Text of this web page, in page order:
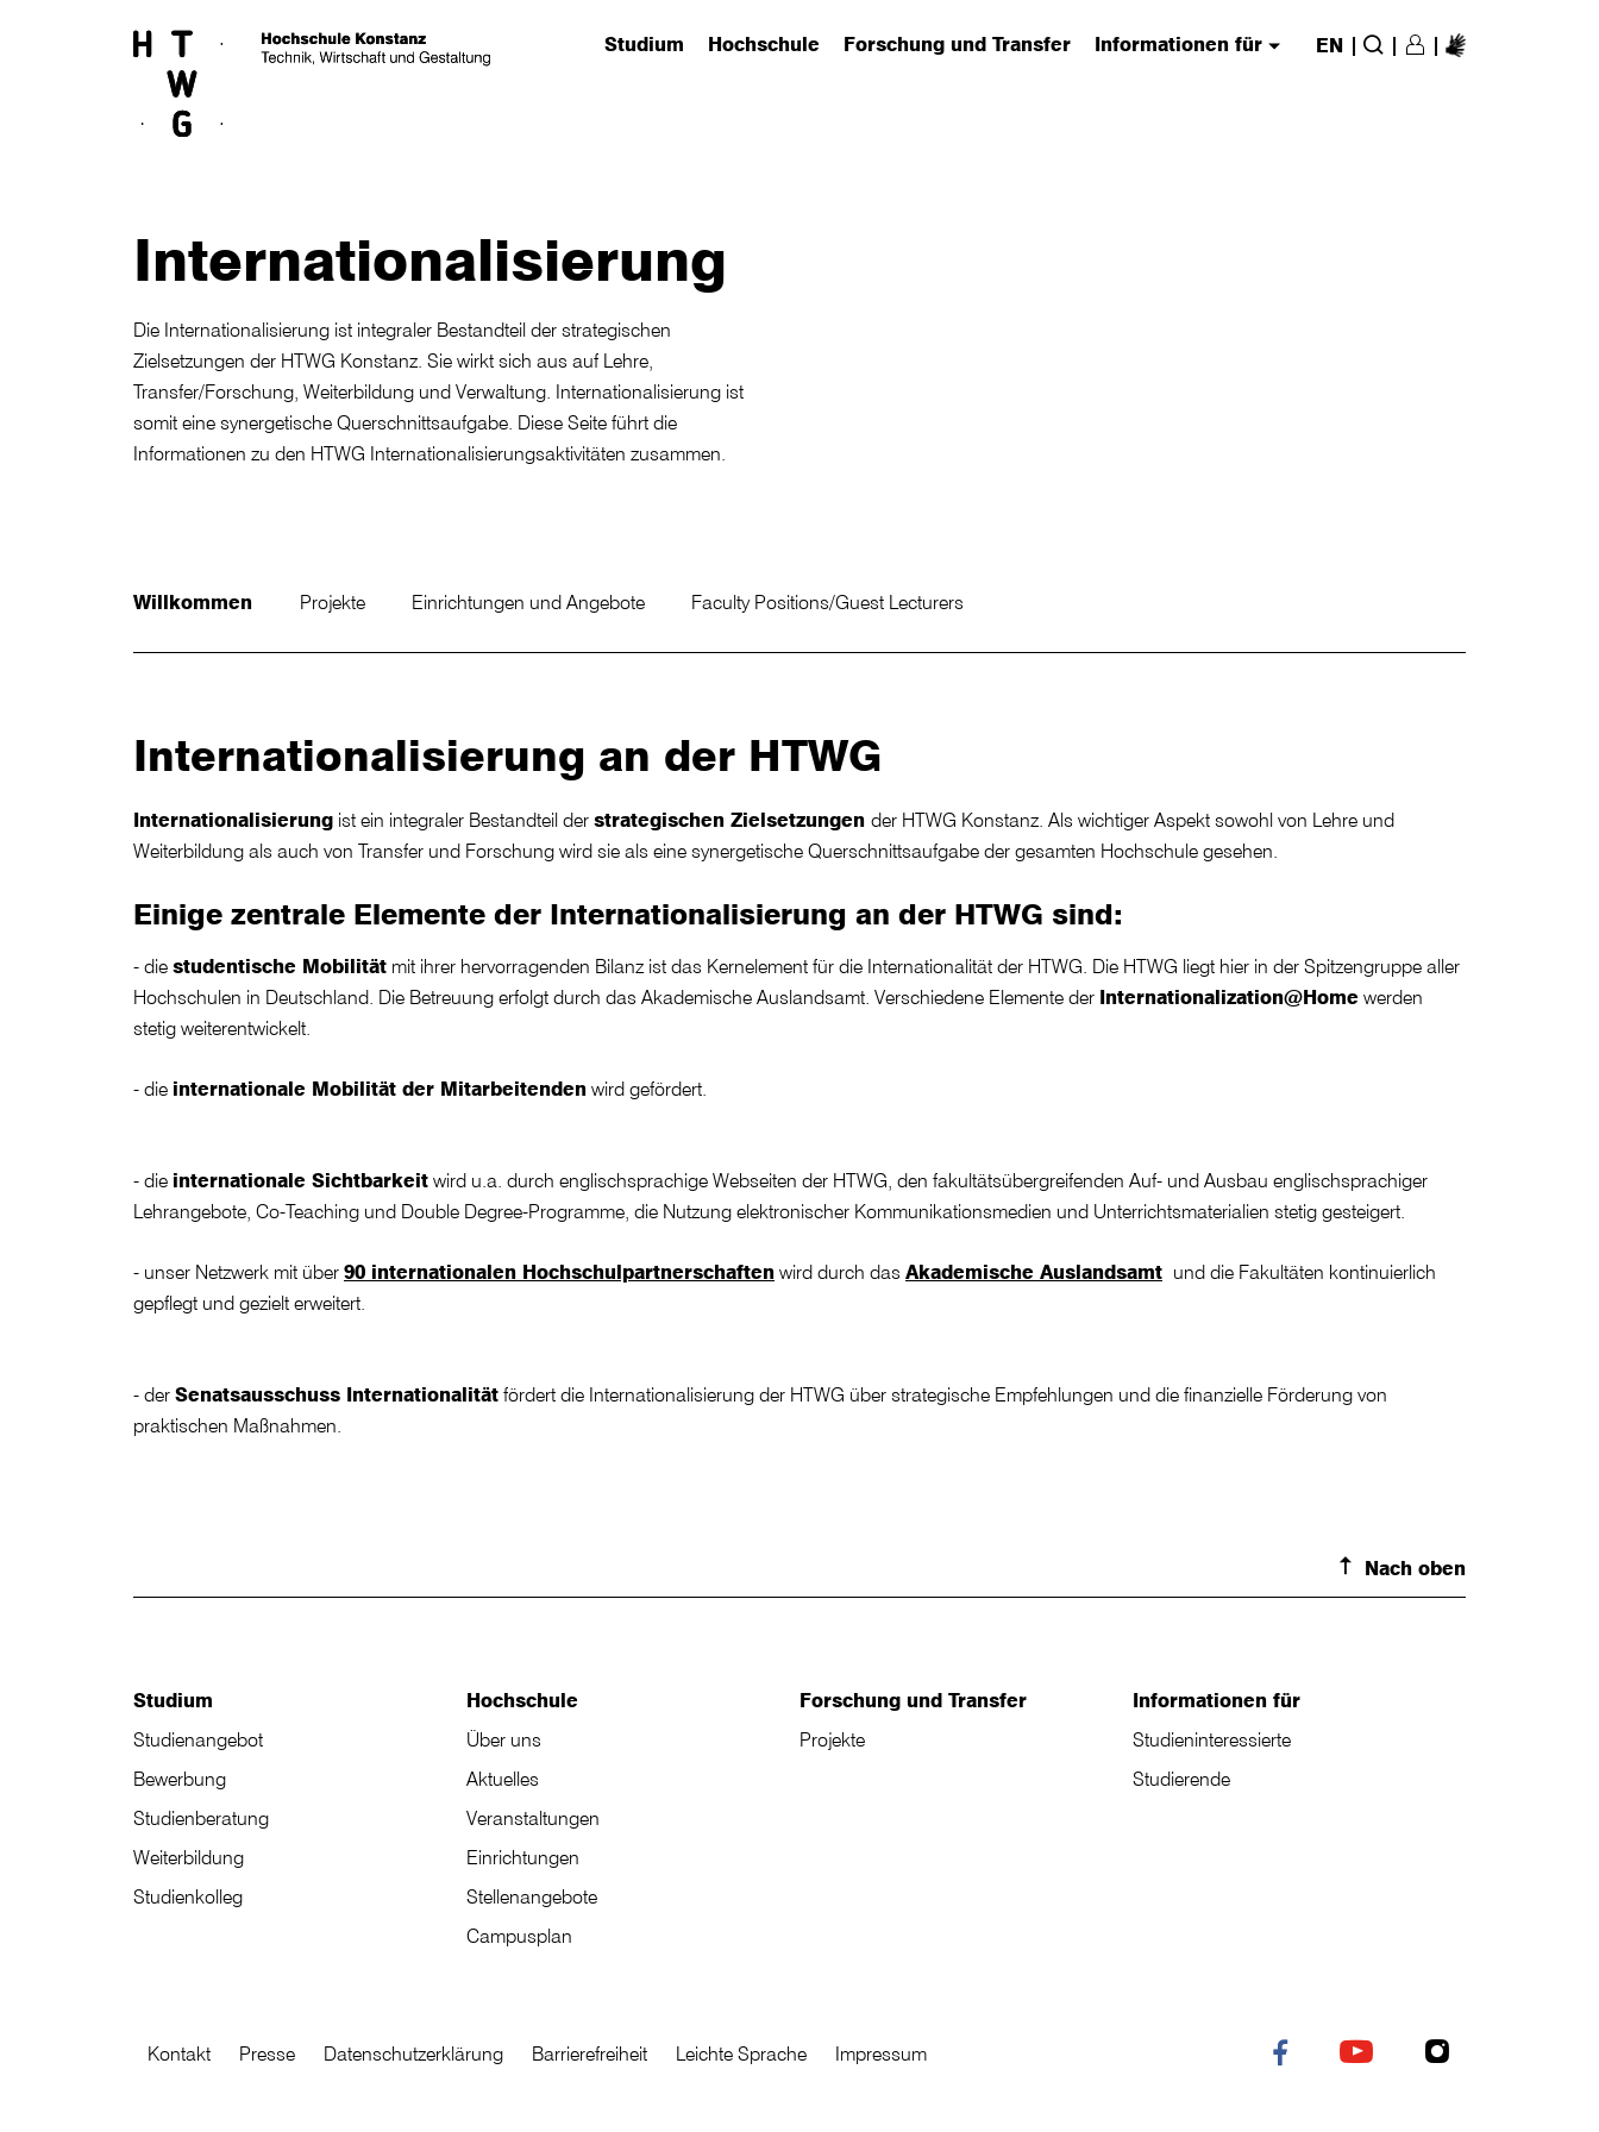
Studium
(has submenu)Hochschule
(has submenu)Forschung und Transfer
(has submenu) Informationen für
(has submenu) EN | Suche
| Login/Register
|
Internationalisierung
Die Internationalisierung ist integraler Bestandteil der strategischen
Zielsetzungen der HTWG Konstanz. Sie wirkt sich aus auf Lehre,
Transfer/Forschung, Weiterbildung und Verwaltung. Internationalisierung ist
somit eine synergetische Querschnittsaufgabe. Diese Seite führt die
Informationen zu den HTWG Internationalisierungsaktivitäten zusammen.
Willkommen Projekte Einrichtungen und Angebote Faculty Positions/Guest Lecturers
Internationalisierung an der HTWG
Internationalisierung ist ein integraler Bestandteil der strategischen Zielsetzungen der HTWG Konstanz. Als wichtiger Aspekt sowohl von Lehre und
Weiterbildung als auch von Transfer und Forschung wird sie als eine synergetische Querschnittsaufgabe der gesamten Hochschule gesehen.
Einige zentrale Elemente der Internationalisierung an der HTWG sind:
- die studentische Mobilität mit ihrer hervorragenden Bilanz ist das Kernelement für die Internationalität der HTWG. Die HTWG liegt hier in der Spitzengruppe aller
Hochschulen in Deutschland. Die Betreuung erfolgt durch das Akademische Auslandsamt. Verschiedene Elemente der Internationalization@Home werden
stetig weiterentwickelt.
- die internationale Mobilität der Mitarbeitenden wird gefördert.
- die internationale Sichtbarkeit wird u.a. durch englischsprachige Webseiten der HTWG, den fakultätsübergreifenden Auf- und Ausbau englischsprachiger
Lehrangebote, Co-Teaching und Double Degree-Programme, die Nutzung elektronischer Kommunikationsmedien und Unterrichtsmaterialien stetig gesteigert.
- unser Netzwerk mit über 90 internationalen Hochschulpartnerschaften wird durch das Akademische Auslandsamt und die Fakultäten kontinuierlich
gepflegt und gezielt erweitert.
- der Senatsausschuss Internationalität fördert die Internationalisierung der HTWG über strategische Empfehlungen und die finanzielle Förderung von
praktischen Maßnahmen.
Nach oben
Studium
Studienangebot
Bewerbung
Studienberatung
Weiterbildung
Studienkolleg
Hochschule
Über uns
Aktuelles
Veranstaltungen
Einrichtungen
Stellenangebote
Campusplan
Forschung und Transfer
Projekte
Informationen für
Studieninteressierte
Studierende
Kontakt Presse Datenschutzerklärung Barrierefreiheit Leichte Sprache Impressum